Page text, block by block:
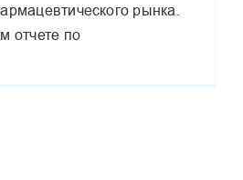
рынка.
отчете по